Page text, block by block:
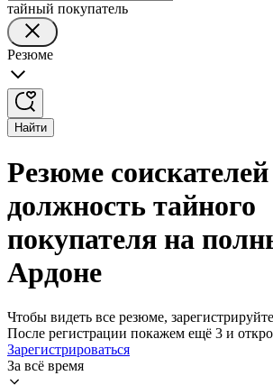
тайный покупатель
Резюме
Найти
Резюме
должность тайного
покупателя на
Ардоне
Чтобы видеть все резюме,
После регистрации покажем ещё 3 и
Зарегистрироваться
За всё время